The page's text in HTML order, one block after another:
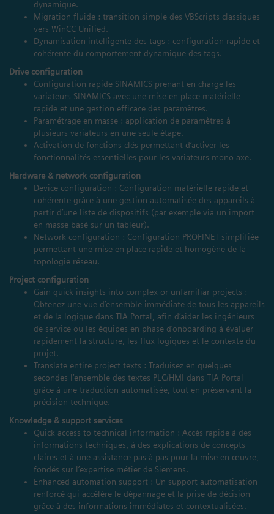
dynamique.
Migration fluide : transition simple des VBScripts classiques
vers WinCC Unified.
Dynamisation intelligente des tags : configuration rapide et
cohérente du comportement dynamique des tags.
Drive configuration
Configuration rapide SINAMICS prenant en charge les
variateurs SINAMICS avec une mise en place matérielle
rapide et une gestion efficace des paramètres.
Paramétrage en masse : application de paramètres à
plusieurs variateurs en une seule étape.
Activation de fonctions clés permettant d’activer les
fonctionnalités essentielles pour les variateurs mono axe.
Hardware & network configuration
Device configuration : Configuration matérielle rapide et
cohérente grâce à une gestion automatisée des appareils à
partir d’une liste de dispositifs (par exemple via un import
en masse basé sur un tableur).
Network configuration : Configuration PROFINET simplifiée
permettant une mise en place rapide et homogène de la
topologie réseau.
Project configuration
Gain quick insights into complex or unfamiliar projects :
Obtenez une vue d’ensemble immédiate de tous les appareils
et de la logique dans TIA Portal, afin d’aider les ingénieurs
de service ou les équipes en phase d’onboarding à évaluer
rapidement la structure, les flux logiques et le contexte du
projet.
Translate entire project texts : Traduisez en quelques
secondes l’ensemble des textes PLC/HMI dans TIA Portal
grâce à une traduction automatisée, tout en préservant la
précision technique.
Knowledge & support services
Quick access to technical information : Accès rapide à des
informations techniques, à des explications de concepts
claires et à une assistance pas à pas pour la mise en œuvre,
fondés sur l’expertise métier de Siemens.
Enhanced automation support : Un support automatisation
renforcé qui accélère le dépannage et la prise de décision
grâce à des informations immédiates et contextualisées.